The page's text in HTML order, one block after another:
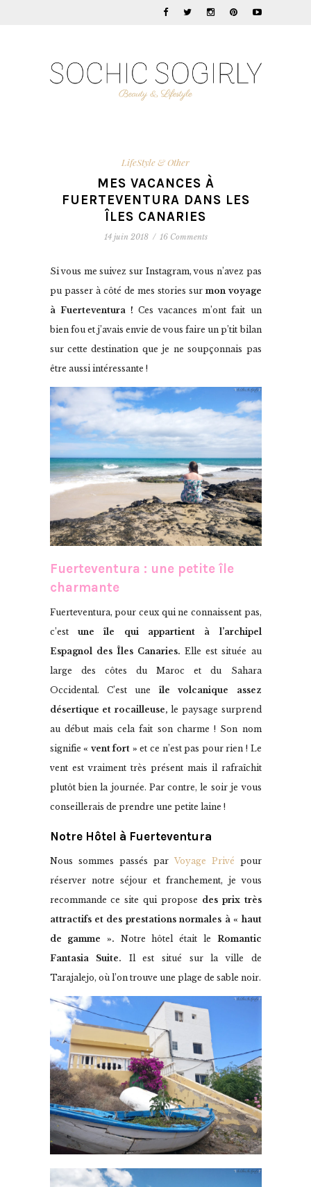
LifeStyle & Other
MES VACANCES À
FUERTEVENTURA DANS LES
ÎLES CANARIES
14 juin 2018 / 16 Comments
Si vous me suivez sur Instagram, vous n’avez pas
pu passer à côté de mes stories sur mon voyage
à Fuerteventura ! Ces vacances m’ont fait un
bien fou et j’avais envie de vous faire un p’tit bilan
sur cette destination que je ne soupçonnais pas
être aussi intéressante !
Fuerteventura : une petite île
charmante
Fuerteventura, pour ceux qui ne connaissent pas,
c’est une île qui appartient à l’archipel
Espagnol des Îles Canaries. Elle est située au
large des côtes du Maroc et du Sahara
Occidental. C’est une île volcanique assez
désertique et rocailleuse, le paysage surprend
au début mais cela fait son charme ! Son nom
signifie« vent fort » et ce n’est pas pour rien ! Le
vent est vraiment très présent mais il rafraîchit
plutôt bien la journée. Par contre, le soir je vous
conseillerais de prendre une petite laine !
Notre Hôtel à Fuerteventura
Nous sommes passés par Voyage Privé pour
réserver notre séjour et franchement, je vous
recommande ce site qui propose des prix très
attractifs et des prestations normales à « haut
de gamme ». Notre hôtel était le Romantic
Fantasia Suite. Il est situé sur la ville de
Tarajalejo, où l’on trouve une plage de sable noir.